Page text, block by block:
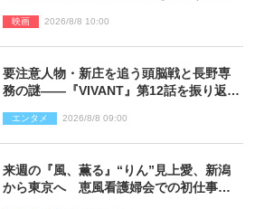
映画 2026/8/8 10:00
要注意人物・新庄を追う頭脳戦と長野専
務の謎――『VIVANT』第12話を振り返
エンタメ 2026/8/8 09:00
来週の『風、薫る』“りん”見上愛、新潟
から東京へ 恵風看護婦会での初仕事に